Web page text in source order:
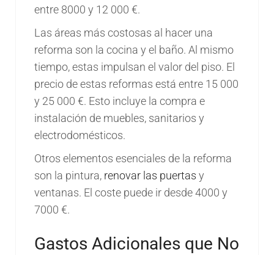
entre 8000 y 12 000 €.
Las áreas más costosas al hacer una
reforma son la cocina y el baño. Al mismo
tiempo, estas impulsan el valor del piso. El
precio de estas reformas está entre 15 000
y 25 000 €. Esto incluye la compra e
instalación de muebles, sanitarios y
electrodomésticos.
Otros elementos esenciales de la reforma
son la pintura, renovar las puertas y
ventanas. El coste puede ir desde 4000 y
7000 €.
Gastos Adicionales que No